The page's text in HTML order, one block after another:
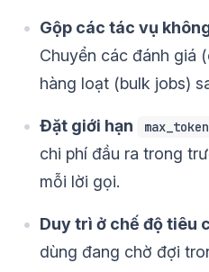
Gộp các tác vụ
Chuyển các đánh giá
hàng loạt (bulk jobs)
Đặt giới hạn
chi phí đầu ra trong
mỗi lời gọi.
Duy trì ở chế độ tiêu
dùng đang chờ đợi